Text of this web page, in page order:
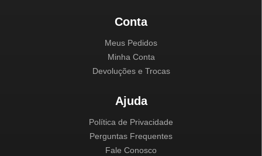
Conta
Meus Pedidos
Minha Conta
Devoluções e Trocas
Ajuda
Política de Privacidade
Perguntas Frequentes
Fale Conosco